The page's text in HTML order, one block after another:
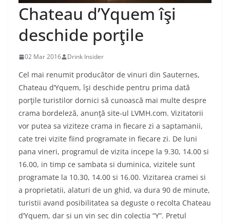
Chateau d’Yquem îşi
deschide porţile
02 Mar 2016 Drink Insider
Cel mai renumit producător de vinuri din Sauternes,
Chateau d’Yquem, îşi deschide pentru prima dată
porţile turistilor dornici să cunoască mai multe despre
crama bordeleză, anunţă site-ul LVMH.com. Vizitatorii
vor putea sa viziteze crama in fiecare zi a saptamanii,
cate trei vizite fiind programate in fiecare zi. De luni
pana vineri, programul de vizita incepe la 9.30, 14.00 si
16.00, in timp ce sambata si duminica, vizitele sunt
programate la 10.30, 14.00 si 16.00. Vizitarea cramei si
a proprietatii, alaturi de un ghid, va dura 90 de minute,
turistii avand posibilitatea sa deguste o recolta Chateau
d’Yquem, dar si un vin sec din colectia “Y”. Pretul